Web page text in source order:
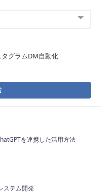
タグラムDM自動化
を連携した活用方法
ステム開発